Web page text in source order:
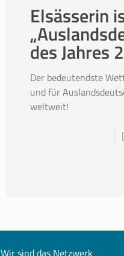
Elsässerin
des Jahres
Der bedeutendste
und für
weltweit!
Wir sind das Netzwerk